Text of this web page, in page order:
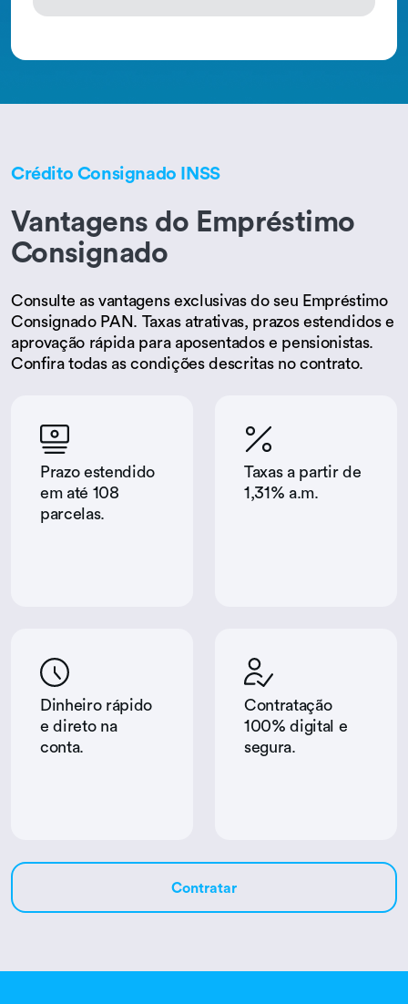
Crédito Consignado INSS
Vantagens do Empréstimo
Consignado
Consulte as vantagens exclusivas do seu Empréstimo
Consignado PAN. Taxas atrativas, prazos estendidos e
aprovação rápida para aposentados e pensionistas.
Confira todas as condições descritas no contrato.
Prazo estendido
em até 108
parcelas.
Taxas a partir de
1,31% a.m.
Dinheiro rápido
e direto na
conta.
Contratação
100% digital e
segura.
Contratar